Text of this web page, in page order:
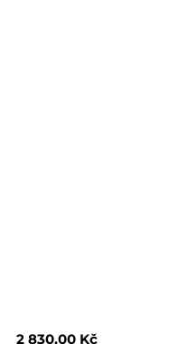
2 830,00 Kč